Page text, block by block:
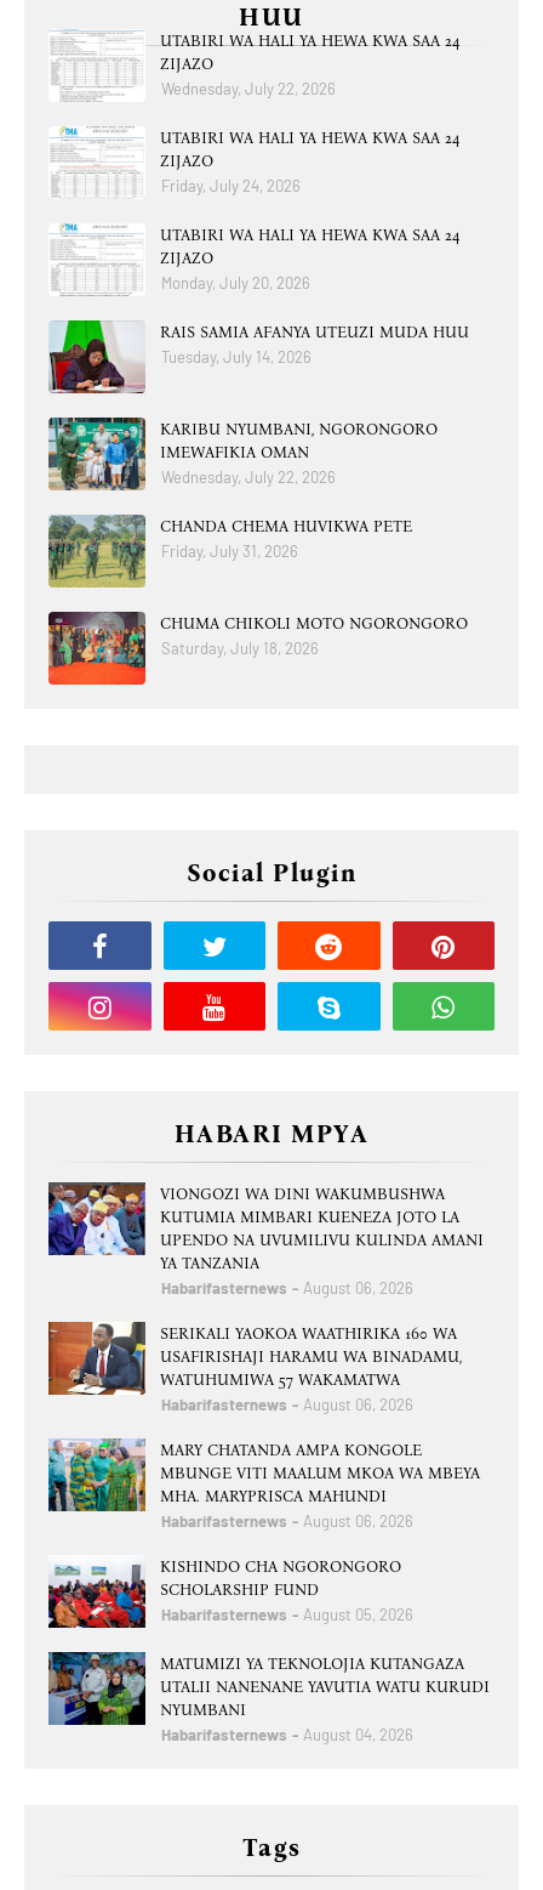
HUU
UTABIRI WA HALI YA HEWA KWA SAA 24
ZIJAZO
Wednesday, July 22, 2026
UTABIRI WA HALI YA HEWA KWA SAA 24
ZIJAZO
Friday, July 24, 2026
UTABIRI WA HALI YA HEWA KWA SAA 24
ZIJAZO
Monday, July 20, 2026
RAIS SAMIA AFANYA UTEUZI MUDA HUU
Tuesday, July 14, 2026
KARIBU NYUMBANI, NGORONGORO
IMEWAFIKIA OMAN
Wednesday, July 22, 2026
CHANDA CHEMA HUVIKWA PETE
Friday, July 31, 2026
CHUMA CHIKOLI MOTO NGORONGORO
Saturday, July 18, 2026
Social Plugin
HABARI MPYA
VIONGOZI WA DINI WAKUMBUSHWA
KUTUMIA MIMBARI KUENEZA JOTO LA
UPENDO NA UVUMILIVU KULINDA AMANI
YA TANZANIA
Habarifasternews August 06, 2026
SERIKALI YAOKOA WAATHIRIKA 160 WA
USAFIRISHAJI HARAMU WA BINADAMU,
WATUHUMIWA 57 WAKAMATWA
Habarifasternews August 06, 2026
MARY CHATANDA AMPA KONGOLE
MBUNGE VITI MAALUM MKOA WA MBEYA
MHA. MARYPRISCA MAHUNDI
Habarifasternews August 06, 2026
KISHINDO CHA NGORONGORO
SCHOLARSHIP FUND
Habarifasternews August 05, 2026
MATUMIZI YA TEKNOLOJIA KUTANGAZA
UTALII NANENANE YAVUTIA WATU KURUDI
NYUMBANI
Habarifasternews August 04, 2026
Tags